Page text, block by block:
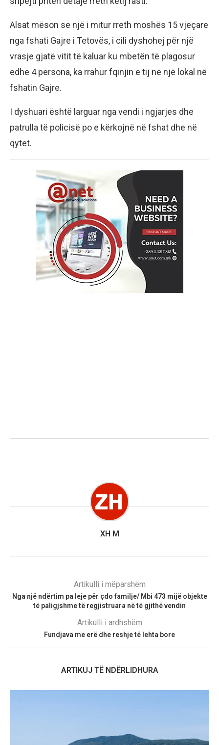
Alsat mëson se një i mitur rreth moshës 15 vjeçare
nga fshati Gajre i Tetovës, i cili dyshohej për një
vrasje gjatë vitit të kaluar ku mbetën të plagosur
edhe 4 persona, ka rrahur fqinjin e tij në një lokal në
fshatin Gajre.
I dyshuari është larguar nga vendi i ngjarjes dhe
patrulla të policisë po e kërkojnë në fshat dhe në
qytet.
XH M
Artikulli i mëparshëm
Nga një ndërtim pa leje për çdo familje/ Mbi 473 mijë objekte
të paligjshme të regjistruara në të gjithë vendin
Artikulli i ardhshëm
Fundjava me erë dhe reshje të lehta bore
ARTIKUJ TË NDËRLIDHURA